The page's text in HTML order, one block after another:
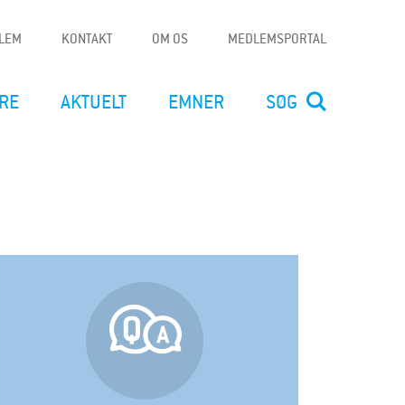
KONTAKT OM OS MEDLEMSPORTAL
AKTUELT EMNER SØG